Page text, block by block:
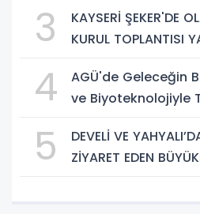
3
KAYSERİ ŞEKER'DE
KURUL TOPLANTISI
4
AGÜ'de Geleceğin
ve Biyoteknolojiyle
5
DEVELİ VE
ZİYARET EDEN